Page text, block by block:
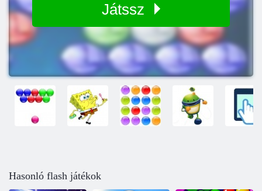
Játssz
Hasonló flash játékok